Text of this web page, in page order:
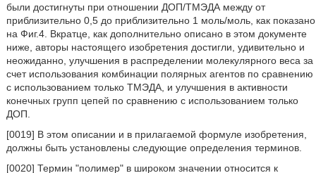
были достигнуты при отношении ДОП/ТМЭДА между от
приблизительно 0,5 до приблизительно 1 моль/моль, как показано
на Фиг.4. Вкратце, как дополнительно описано в этом документе
ниже, авторы настоящего изобретения достигли, удивительно и
неожиданно, улучшения в распределении молекулярного веса за
счет использования комбинации полярных агентов по сравнению
с использованием только ТМЭДА, и улучшения в активности
конечных групп цепей по сравнению с использованием только
ДОП.
[0019] В этом описании и в прилагаемой формуле изобретения,
должны быть установлены следующие определения терминов.
[0020] Термин "полимер" в широком значении относится к